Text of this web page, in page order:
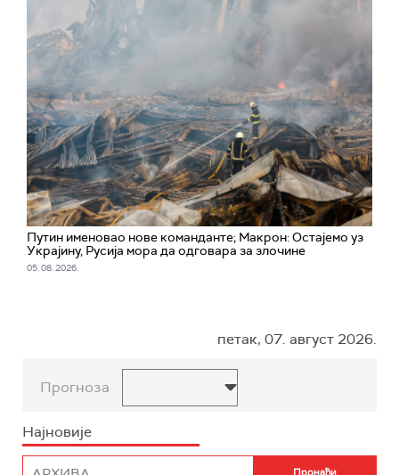
Путин именовао нове команданте; Макрон: Остајемо уз
Украјину, Русија мора да одговара за злочине
05. 08. 2026.
петак, 07. август 2026.
Прогноза
Најновије